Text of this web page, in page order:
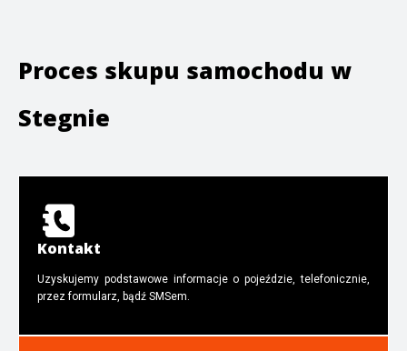
Proces skupu samochodu w
Stegnie
Kontakt
Uzyskujemy podstawowe informacje o pojeździe, telefonicznie,
przez formularz, bądź SMSem.